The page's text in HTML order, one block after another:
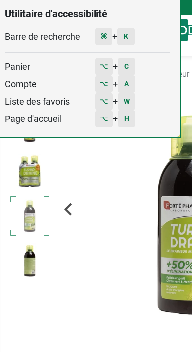
Utilitaire d'accessibilité
Barre de recherche ⌘ + K
Panier ⌥ + C
Compte ⌥ + A
Liste des favoris ⌥ + W
Page d'accueil ⌥ + H
Menu
Compléments Minceur